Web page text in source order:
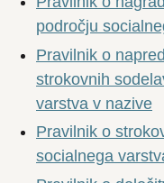
področju
Pravilnik o
strokovnih
varstva v nazive
Pravilnik o
socialnega